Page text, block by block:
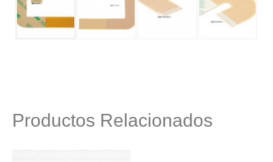
Productos Relacionados